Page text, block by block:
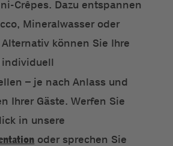
Crêpes. Dazu entspannen
Mineralwasser oder
können Sie Ihre
individuell
– je nach Anlass und
Ihrer Gäste. Werfen Sie
in unsere
oder sprechen Sie